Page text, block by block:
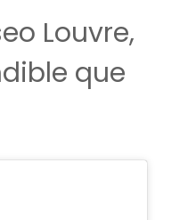
Louvre,
que